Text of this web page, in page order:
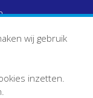
wij gebruik
inzetten.